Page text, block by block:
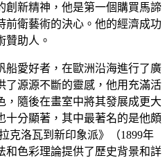
創新精神，他是第一個購買馬諦
前衛藝術的決心。他的經濟成功
贊助人。
船愛好者，在歐洲沿海進行了廣
了源源不斷的靈感，他用充滿活
，隨後在畫室中將其發展成更大
十分顯著，其中最著名的是他頗
克洛瓦到新印象派》（1899年
和色彩理論提供了歷史背景和詳